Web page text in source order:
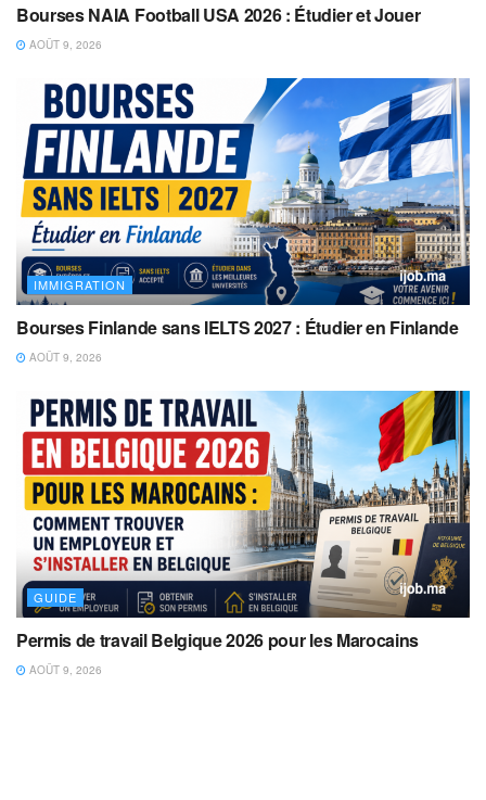
Bourses NAIA Football USA 2026 : Étudier et Jouer
AOÛT 9, 2026
IMMIGRATION
Bourses Finlande sans IELTS 2027 : Étudier en Finlande
AOÛT 9, 2026
GUIDE
Permis de travail Belgique 2026 pour les Marocains
AOÛT 9, 2026